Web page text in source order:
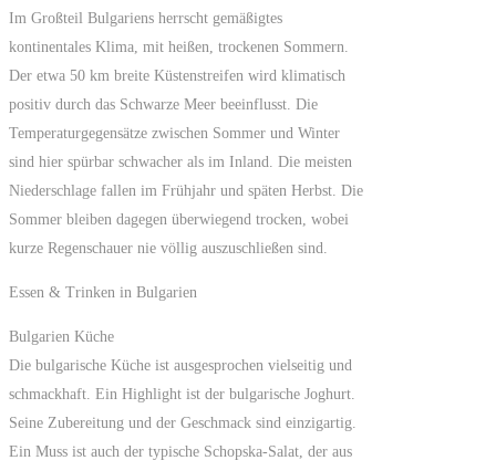
Im Großteil Bulgariens herrscht gemäßigtes
kontinentales Klima, mit heißen, trockenen Sommern.
Der etwa 50 km breite Küstenstreifen wird klimatisch
positiv durch das Schwarze Meer beeinflusst. Die
Temperaturgegensätze zwischen Sommer und Winter
sind hier spürbar schwacher als im Inland. Die meisten
Niederschlage fallen im Frühjahr und späten Herbst. Die
Sommer bleiben dagegen überwiegend trocken, wobei
kurze Regenschauer nie völlig auszuschließen sind.
Essen & Trinken in Bulgarien
Bulgarien Küche
Die bulgarische Küche ist ausgesprochen vielseitig und
schmackhaft. Ein Highlight ist der bulgarische Joghurt.
Seine Zubereitung und der Geschmack sind einzigartig.
Ein Muss ist auch der typische Schopska-Salat, der aus